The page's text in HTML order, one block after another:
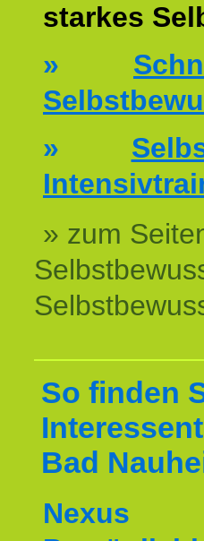
starkes
»
»
» zum
So finden
Bad
Nexus